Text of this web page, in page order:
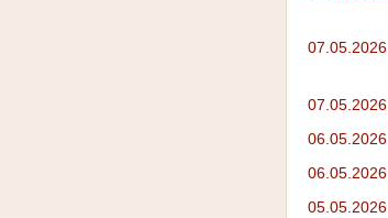
07.05.2026
07.05.2026
06.05.2026
06.05.2026
05.05.2026